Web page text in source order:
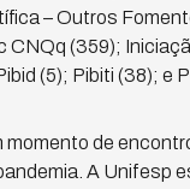
– Outros
(359);
(5); Pibiti (38); e
de
A Unifesp